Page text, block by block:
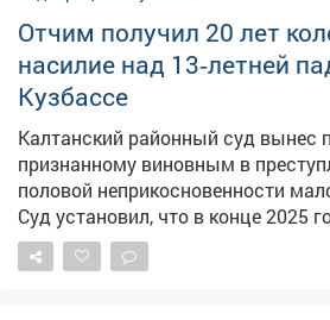
Сумма ущерба превысила 370
Полицейские установили
это 25-летний житель
киселёвчанин. В отношении них
дело о покушении на кражу в
Максимальное наказание – до
свободы.
Отчим получил 20 лет
насилие над 13‑летней
Кузбассе
Калтанский районный суд вынес
признанному виновным в
половой неприкосновенности
Суд установил, что в конце 2025
квартире мужчина, будучи в
опьянения, надругался над своей